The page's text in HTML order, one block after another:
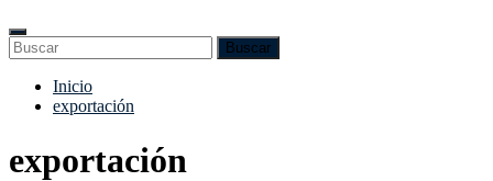
Enter
Keyword
Search
for:
Buscar
Search
Saltar
Inicio
exportación
exportación